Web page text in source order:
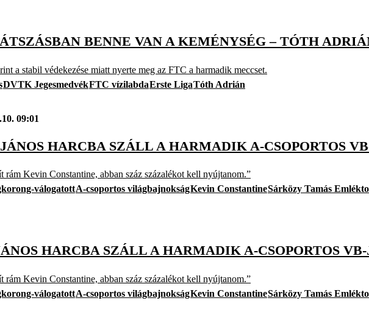
BENNE VAN A KEMÉNYSÉG – TÓTH
a stabil védekezése miatt nyerte meg az FTC a harmadik meccset.
DVTK JegesmedvékFTC vízilabdaErste LigaTóth Adrián
09:01
HARCBA SZÁLL A HARMADIK A-CSOPORTOS
rám Kevin Constantine, abban száz százalékot kell nyújtanom.”
válogatottA-csoportos világbajnokságKevin ConstantineSárközy Tamás
HARCBA SZÁLL A HARMADIK A-CSOPORTOS
rám Kevin Constantine, abban száz százalékot kell nyújtanom.”
válogatottA-csoportos világbajnokságKevin ConstantineSárközy Tamás